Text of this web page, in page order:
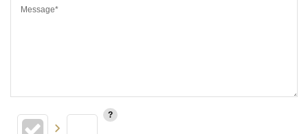
Message*